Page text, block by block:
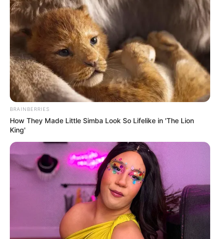
BRAINBERRIES
How They Made Little Simba Look So Lifelike in 'The Lion
King'